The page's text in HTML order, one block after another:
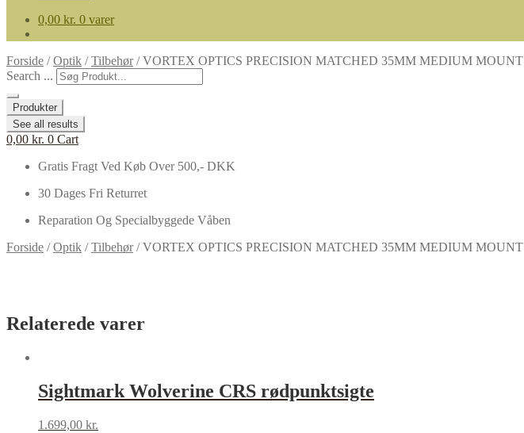
0,00 kr. 0 varer
Forside /Optik /Tilbehør/VORTEX OPTICS PRECISION MATCHED 35MM MEDIUM MOUNT
Search ...
Produkter
See all results
0,00 kr. 0 Cart
Gratis Fragt Ved Køb Over 500,- DKK
30 Dages Fri Returret
Reparation Og Specialbyggede Våben
Forside /Optik /Tilbehør/VORTEX OPTICS PRECISION MATCHED 35MM MEDIUM MOUNT
Relaterede varer
Sightmark Wolverine CRS rødpunktsigte
1.699,00 kr.